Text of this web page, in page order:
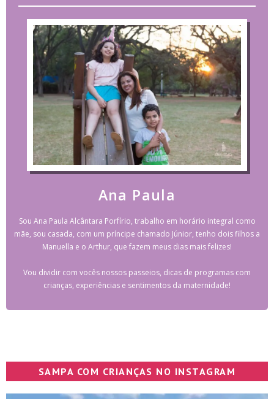
Ana Paula
Sou Ana Paula Alcântara Porfírio, trabalho em horário integral como
mãe, sou casada, com um príncipe chamado Júnior, tenho dois filhos a
Manuella e o Arthur, que fazem meus dias mais felizes!
Vou dividir com vocês nossos passeios, dicas de programas com
crianças, experiências e sentimentos da maternidade!
SAMPA COM CRIANÇAS NO INSTAGRAM